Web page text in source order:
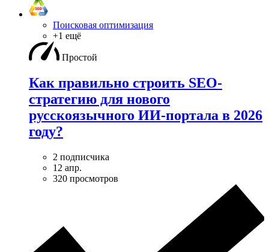
Поисковая оптимизация
+1 ещё
Простой
Как правильно строить SEO-
стратегию для нового
русскоязычного ИИ-портала в 2026
году?
2 подписчика
12 апр.
320 просмотров